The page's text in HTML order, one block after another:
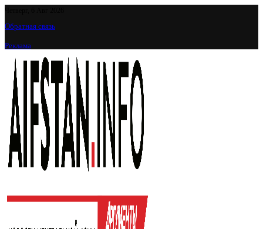
Обратная связь
Реклама